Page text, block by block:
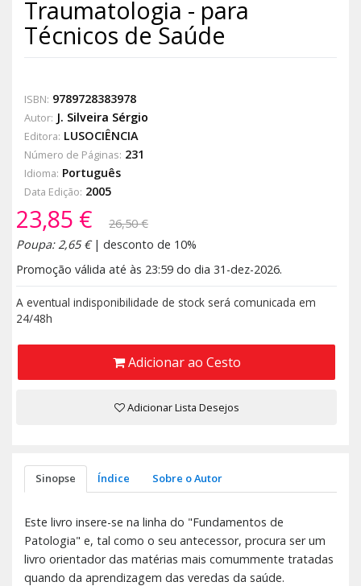
Traumatologia - para
Técnicos de Saúde
ISBN: 9789728383978
Autor: J. Silveira Sérgio
Editora: LUSOCIÊNCIA
Número de Páginas: 231
Idioma: Português
Data Edição: 2005
23,85 €
26,50 €
Poupa: 2,65 €| desconto de 10%
Promoção válida até às 23:59 do dia 31-dez-2026.
A eventual indisponibilidade de stock será comunicada em
24/48h
Adicionar ao Cesto
Adicionar Lista Desejos
Sinopse Índice Sobre o Autor
Este livro insere-se na linha do "Fundamentos de
Patologia" e, tal como o seu antecessor, procura ser um
livro orientador das matérias mais comummente tratadas
quando da aprendizagem das veredas da saúde.